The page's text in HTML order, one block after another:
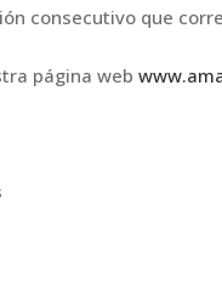
consecutivo que
página web